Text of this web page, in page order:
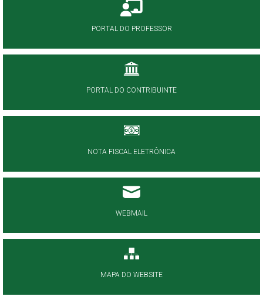
PORTAL DO PROFESSOR
PORTAL DO CONTRIBUINTE
NOTA FISCAL ELETRÔNICA
WEBMAIL
MAPA DO WEBSITE